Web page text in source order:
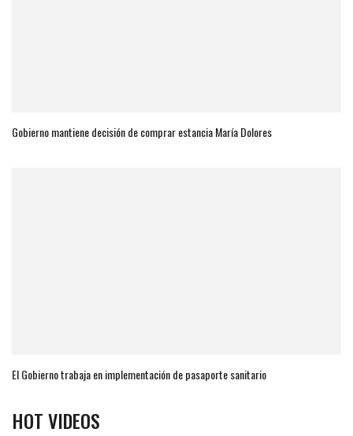
Gobierno mantiene decisión de comprar estancia María Dolores
El Gobierno trabaja en implementación de pasaporte sanitario
HOT VIDEOS